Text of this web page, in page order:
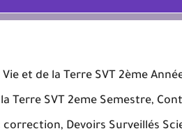
et de la Terre SVT 2ème
Terre SVT 2eme Semestre,
Devoirs Surveillés